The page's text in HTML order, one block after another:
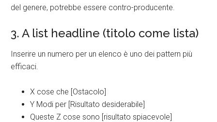
del genere, potrebbe essere contro-producente.
3. A list headline (titolo come lista)
Inserire un numero per un elenco è uno dei pattern più
efficaci.
X cose che [Ostacolo]
Y Modi per [Risultato desiderabile]
Queste Z cose sono [risultato spiacevole]